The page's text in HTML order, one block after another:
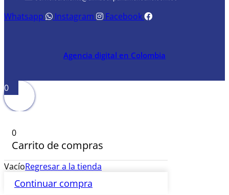
Whatsapp Instagram Facebook
Agencia digital en Colombia
0
0
Carrito de compras
VacíoRegresar a la tienda
Continuar compra